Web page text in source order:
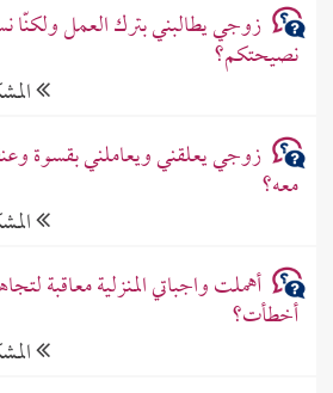
زوجي يطالبني بترك العمل ولكنّا
نصيحتكم؟
زوجي يعلقني ويعاملني بقسوة
معه؟
أهملت واجباتي المنزلية معاقبة
أخطأت؟